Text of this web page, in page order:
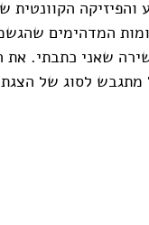
הקוונטית
המדהימים
שאני כתבתי.
לסוג של